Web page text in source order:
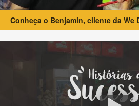
Conheça o Benjamin, cliente da We